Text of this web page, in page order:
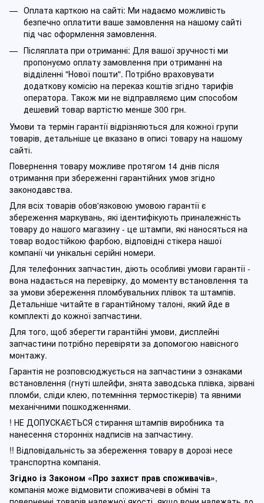
Оплата карткою на сайті: Ми надаємо можливість
безпечно оплатити ваше замовлення на нашому сайті
під час оформлення замовлення.
Післяплата при отриманні: Для вашої зручності ми
пропонуємо оплату замовлення при отриманні на
відділенні "Нової пошти". Потрібно враховувати
додаткову комісію на переказ коштів згідно тарифів
оператора. Також ми не відправляємо цим способом
дешевий товар вартістю менше 300 грн.
Умови та термін гарантії відрізняються для кожної групи
товарів, детальніше це вказано в описі товару на нашому
сайті.
Повернення товару можливе протягом 14 днів після
отримання при збереженні гарантійних умов згідно
законодавства.
Для всіх товарів обов'язковою умовою гарантії є
збереження маркувань, які ідентифікують приналежність
товару до нашого магазину - це штампи, які наносяться на
товар водостійкою фарбою, відповідні стікера нашої
компанії чи унікальні серійні номери.
Для телефонних запчастин, діють особливі умови гарантії -
вона надається на перевірку, до моменту встановлення та
за умови збереження пломбувальних плівок та штампів.
Детальніше читайте в гарантійному талоні, який йде в
комплекті до кожної запчастини.
Для того, щоб зберегти гарантійні умови, дисплейні
запчастини потрібно перевіряти за допомогою навісного
монтажу.
Гарантія не розповсюджується на запчастини з ознаками
встановлення (гнуті шлейфи, знята заводська плівка, зірвані
пломби, сліди клею, потемніння термостікерів) та явними
механічними пошкодженнями.
! НЕ ДОПУСКАЄТЬСЯ стирання штампів виробника та
нанесення сторонніх надписів на запчастину.
!! Відповідальність за збереження товару в дорозі несе
транспортна компанія.
Згідно із Законом «Про захист прав споживачів»,
компанія може відмовити споживачеві в обміні та